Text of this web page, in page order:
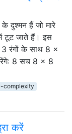
दुश्मन हैं जो मारे
टूट जाते हैं। इस
3 रंगों के साथ 8 ×
8 सच 8 × 8
complexity
करें